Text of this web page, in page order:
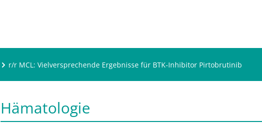
r/r MCL: Vielversprechende Ergebnisse für BTK-Inhibitor Pirtobrutinib
Hämatologie